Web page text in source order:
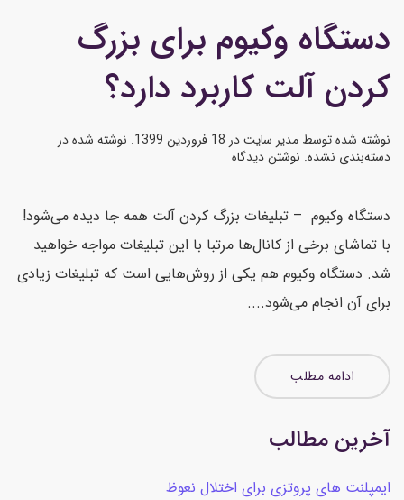
دستگاه وکیوم برای بزرگ
کردن آلت کاربرد دارد؟
نوشته شده توسط مدیر سایتدر 18 فروردین 1399
. نوشته شده در
دسته‌بندی نشده. نوشتن دیدگاه
دستگاه وکیوم – تبلیغات بزرگ کردن آلت همه جا دیده می‌شود!
با تماشای برخی از کانال‌ها مرتبا با این تبلیغات مواجه خواهید
شد. دستگاه وکیوم هم یکی از روش‌هایی است که تبلیغات زیادی
برای آن انجام می‌شود....
ادامه مطلب
آخرین مطالب
ایمپلنت های پروتزی برای اختلال نعوظ